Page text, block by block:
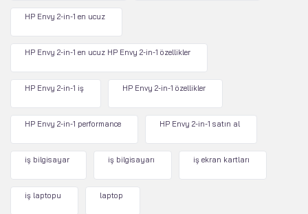
HP Envy 2-in-1 en ucuz
HP Envy 2-in-1 en ucuz HP Envy 2-in-1 özellikler
HP Envy 2-in-1 iş HP Envy 2-in-1 özellikler
HP Envy 2-in-1 performance HP Envy 2-in-1 satın al
iş bilgisayar iş bilgisayarı iş ekran kartları
iş laptopu laptop